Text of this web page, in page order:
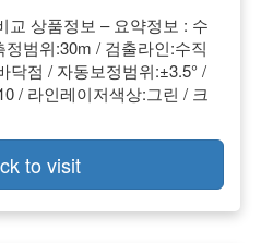
교 상품정보 – 요약정보 : 수
범위:30m / 검출라인:수직
닥점 / 자동보정범위:±3.5° /
/ 라인레이저색상:그린 / 크
to visit